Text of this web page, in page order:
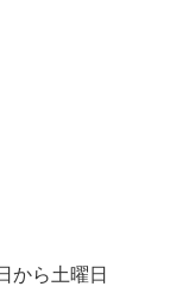
から土曜日